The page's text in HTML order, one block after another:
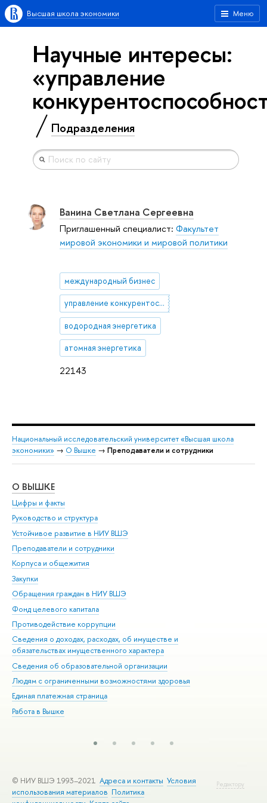
Меню
Высшая школа экономики
Научные интересы:
«управление
Подразделения
22143
Ванина Светлана Сергеевна
Приглашенный специалист: Факультет
мировой экономики и мировой политики
международный бизнес
управление конкурентоспособностью
водородная энергетика
атомная энергетика
Национальный исследовательский университет «Высшая школа
экономики» → О Вышке → Преподаватели и сотрудники
О ВЫШКЕ
Цифры и факты
Руководство и структура
Устойчивое развитие в НИУ ВШЭ
Преподаватели и сотрудники
Корпуса и общежития
Закупки
Обращения граждан в НИУ ВШЭ
Фонд целевого капитала
Противодействие коррупции
Сведения о доходах, расходах, об имуществе и
обязательствах имущественного характера
Сведения об образовательной организации
Людям с ограниченными возможностями здоровья
Единая платежная страница
Работа в Вышке
Редактору
© НИУ ВШЭ 1993–2021 Адреса и контакты Условия
использования материалов Политика